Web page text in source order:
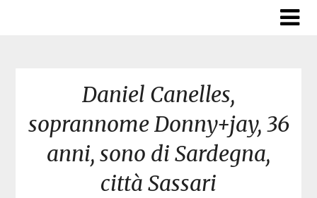
Daniel Canelles,
soprannome Donny+jay, 36
anni, sono di Sardegna,
città Sassari